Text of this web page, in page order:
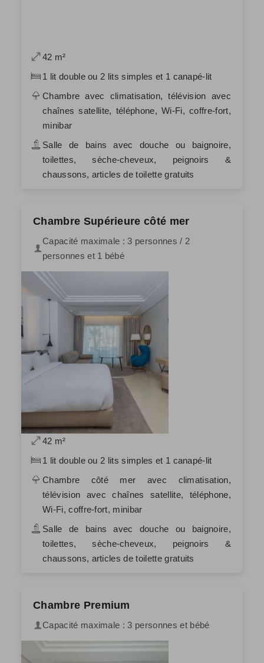
42 m²
1 lit double ou 2 lits simples et 1 canapé-lit
Chambre avec climatisation, télévision avec
chaînes satellite, téléphone, Wi-Fi, coffre-fort,
minibar
Salle de bains avec douche ou baignoire,
toilettes, sèche-cheveux, peignoirs &
chaussons, articles de toilette gratuits
Chambre Supérieure côté mer
Capacité maximale : 3 personnes / 2
personnes et 1 bébé
42 m²
1 lit double ou 2 lits simples et 1 canapé-lit
Chambre côté mer avec climatisation,
télévision avec chaînes satellite, téléphone,
Wi-Fi, coffre-fort, minibar
Salle de bains avec douche ou baignoire,
toilettes, sèche-cheveux, peignoirs &
chaussons, articles de toilette gratuits
Chambre Premium
Capacité maximale : 3 personnes et bébé